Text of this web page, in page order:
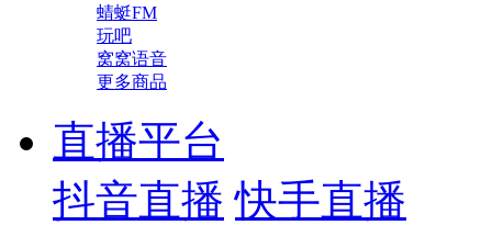
蜻蜓FM
玩吧
窝窝语音
更多商品
直播平台
抖音直播 快手直播